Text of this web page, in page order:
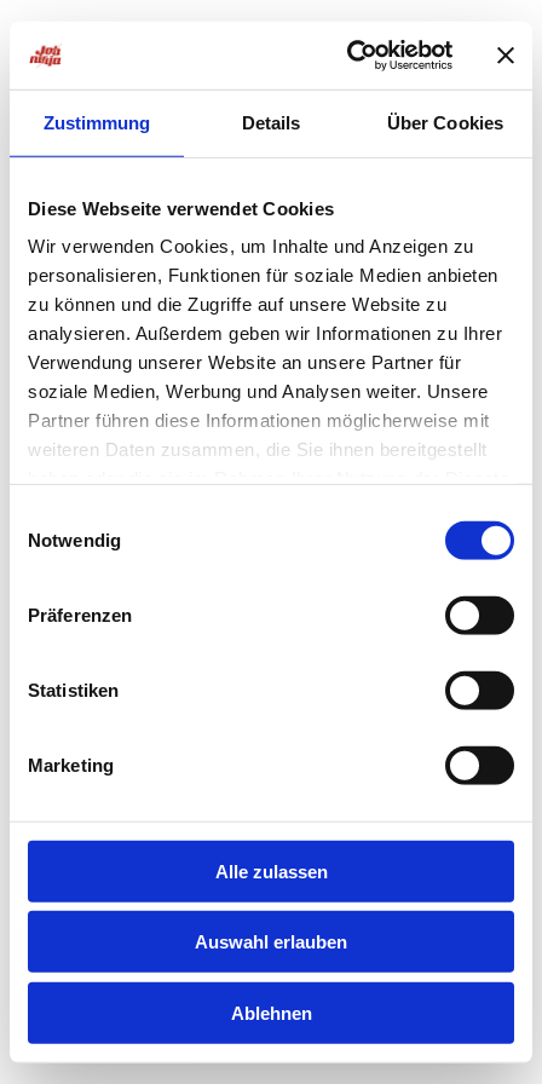
Zustimmung Details Über Cookies
Diese Webseite verwendet Cookies
Wir verwenden Cookies, um Inhalte und Anzeigen zu
personalisieren, Funktionen für soziale Medien anbieten
zu können und die Zugriffe auf unsere Website zu
analysieren. Außerdem geben wir Informationen zu Ihrer
Verwendung unserer Website an unsere Partner für
soziale Medien, Werbung und Analysen weiter. Unsere
Partner führen diese Informationen möglicherweise mit
weiteren Daten zusammen, die Sie ihnen bereitgestellt
Notwendig
Präferenzen
Statistiken
Marketing
Alle zulassen
Auswahl erlauben
Ablehnen
loadingjobninja.com
for more